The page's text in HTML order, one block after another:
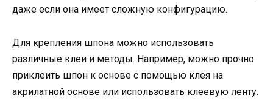
даже если она имеет сложную конфигурацию.
Для крепления шпона можно использовать
различные клеи и методы. Например, можно прочно
приклеить шпон к основе с помощью клея на
акрилатной основе или использовать клеевую ленту.